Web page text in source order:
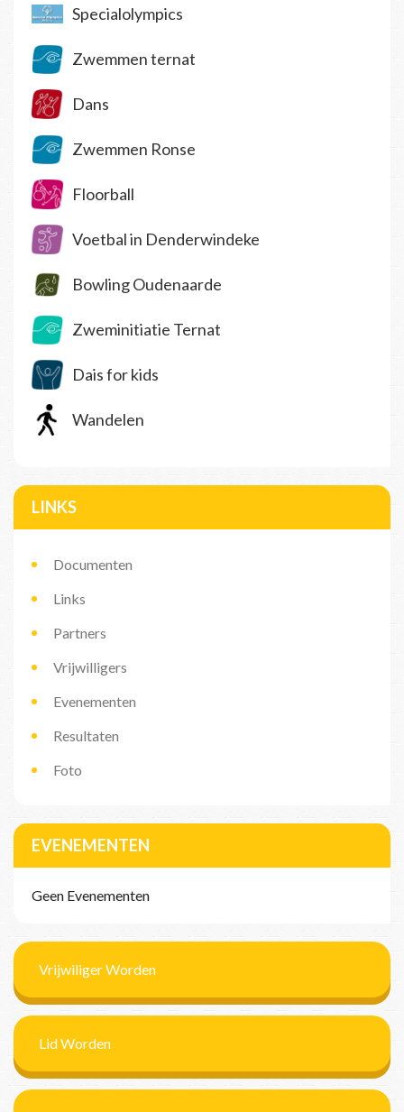
Specialolympics
Zwemmen ternat
Dans
Zwemmen Ronse
Floorball
Voetbal in Denderwindeke
Bowling Oudenaarde
Zweminitiatie Ternat
Dais for kids
Wandelen
LINKS
Documenten
Links
Partners
Vrijwilligers
Evenementen
Resultaten
Foto
EVENEMENTEN
Geen Evenementen
Vrijwiliger Worden
Lid Worden